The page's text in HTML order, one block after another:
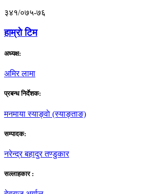
३४१/०७५-७६
हाम्राे टिम
अध्यक्ष:
अमिर लामा
प्रबन्ध निर्देशक:
मनमाया स्याङ्वाे (स्याङ्ताङ)
सम्पादक:
नरेन्द्र बहादुर तण्डुकार
सल्लाहकार :